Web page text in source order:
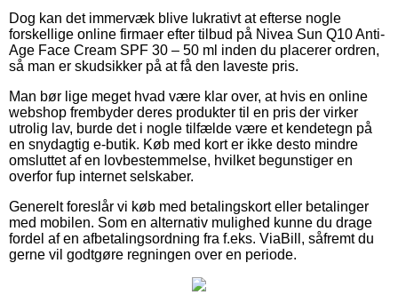
Dog kan det immervæk blive lukrativt at efterse nogle
forskellige online firmaer efter tilbud på Nivea Sun Q10 Anti-
Age Face Cream SPF 30 – 50 ml inden du placerer ordren,
så man er skudsikker på at få den laveste pris.
Man bør lige meget hvad være klar over, at hvis en online
webshop frembyder deres produkter til en pris der virker
utrolig lav, burde det i nogle tilfælde være et kendetegn på
en snydagtig e-butik. Køb med kort er ikke desto mindre
omsluttet af en lovbestemmelse, hvilket begunstiger en
overfor fup internet selskaber.
Generelt foreslår vi køb med betalingskort eller betalinger
med mobilen. Som en alternativ mulighed kunne du drage
fordel af en afbetalingsordning fra f.eks. ViaBill, såfremt du
gerne vil godtgøre regningen over en periode.